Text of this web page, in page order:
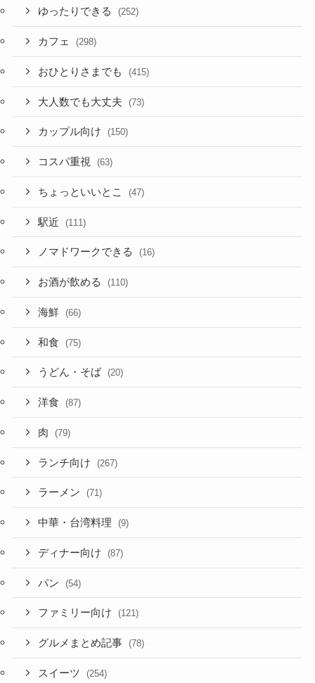
ゆったりできる (252)
カフェ (298)
おひとりさまでも (415)
大人数でも大丈夫 (73)
カップル向け (150)
コスパ重視 (63)
ちょっといいとこ (47)
駅近 (111)
ノマドワークできる (16)
お酒が飲める (110)
海鮮 (66)
和食 (75)
うどん・そば (20)
洋食 (87)
肉 (79)
ランチ向け (267)
ラーメン (71)
中華・台湾料理 (9)
ディナー向け (87)
パン (54)
ファミリー向け (121)
グルメまとめ記事 (78)
スイーツ (254)